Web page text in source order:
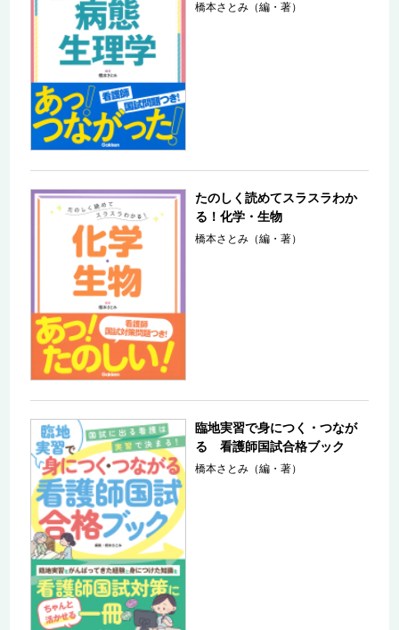
橋本さとみ（編・著）
たのしく読めてスラスラわか
る！化学・生物
橋本さとみ（編・著）
臨地実習で身につく・つなが
る 看護師国試合格ブック
橋本さとみ（編・著）